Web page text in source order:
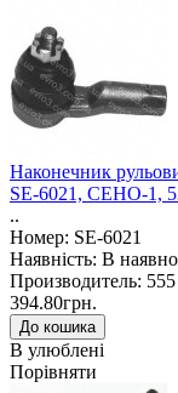
Наконечник
SE-6021, CEHO-1,
..
Номер: SE-6021
Наявність: В
Производитель: 555
394.80грн.
В улюблені
Порівняти